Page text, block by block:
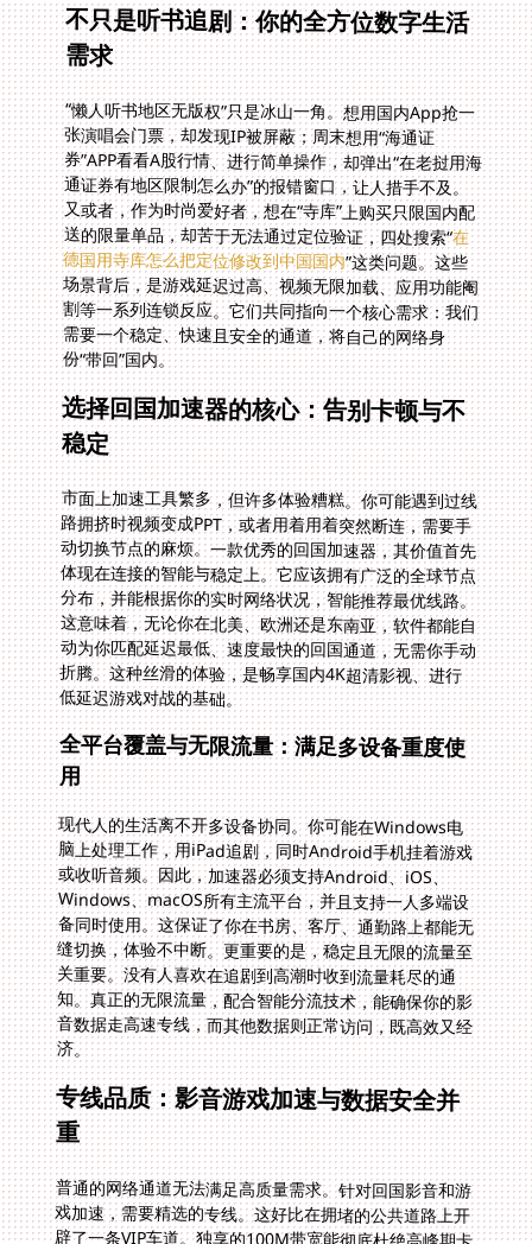
不只是听书追剧：你的全方位数字生活
需求
“懒人听书地区无版权”只是冰山一角。想用国内App抢一
张演唱会门票，却发现IP被屏蔽；周末想用“海通证
券”APP看看A股行情、进行简单操作，却弹出“在老挝用海
通证券有地区限制怎么办”的报错窗口，让人措手不及。
又或者，作为时尚爱好者，想在“寺库”上购买只限国内配
送的限量单品，却苦于无法通过定位验证，四处搜索“在
德国用寺库怎么把定位修改到中国国内”这类问题。这些
场景背后，是游戏延迟过高、视频无限加载、应用功能阉
割等一系列连锁反应。它们共同指向一个核心需求：我们
需要一个稳定、快速且安全的通道，将自己的网络身
份“带回”国内。
选择回国加速器的核心：告别卡顿与不
稳定
市面上加速工具繁多，但许多体验糟糕。你可能遇到过线
路拥挤时视频变成PPT，或者用着用着突然断连，需要手
动切换节点的麻烦。一款优秀的回国加速器，其价值首先
体现在连接的智能与稳定上。它应该拥有广泛的全球节点
分布，并能根据你的实时网络状况，智能推荐最优线路。
这意味着，无论你在北美、欧洲还是东南亚，软件都能自
动为你匹配延迟最低、速度最快的回国通道，无需你手动
折腾。这种丝滑的体验，是畅享国内4K超清影视、进行
低延迟游戏对战的基础。
全平台覆盖与无限流量：满足多设备重度使
用
现代人的生活离不开多设备协同。你可能在Windows电
脑上处理工作，用iPad追剧，同时Android手机挂着游戏
或收听音频。因此，加速器必须支持Android、iOS、
Windows、macOS所有主流平台，并且支持一人多端设
备同时使用。这保证了你在书房、客厅、通勤路上都能无
缝切换，体验不中断。更重要的是，稳定且无限的流量至
关重要。没有人喜欢在追剧到高潮时收到流量耗尽的通
知。真正的无限流量，配合智能分流技术，能确保你的影
音数据走高速专线，而其他数据则正常访问，既高效又经
济。
专线品质：影音游戏加速与数据安全并
重
普通的网络通道无法满足高质量需求。针对回国影音和游
戏加速，需要精选的专线。这好比在拥堵的公共道路上开
辟了一条VIP车道。独享的100M带宽能彻底杜绝高峰期卡
顿，让你流畅观看蓝光画质的国内视频，或在《王者荣
耀》《原神》等国服游戏中获得与国内玩家同等的低延迟
体验，告别技能放不出的尴尬。与此同时，数据安全绝不
可忽视。所有的传输都应经过高强度加密，通过专线进
行，确保你的登录信息、观看记录乃至金融操作指令不会